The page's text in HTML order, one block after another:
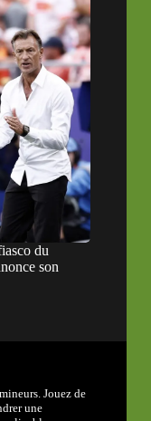
du
son
Jouez de
une